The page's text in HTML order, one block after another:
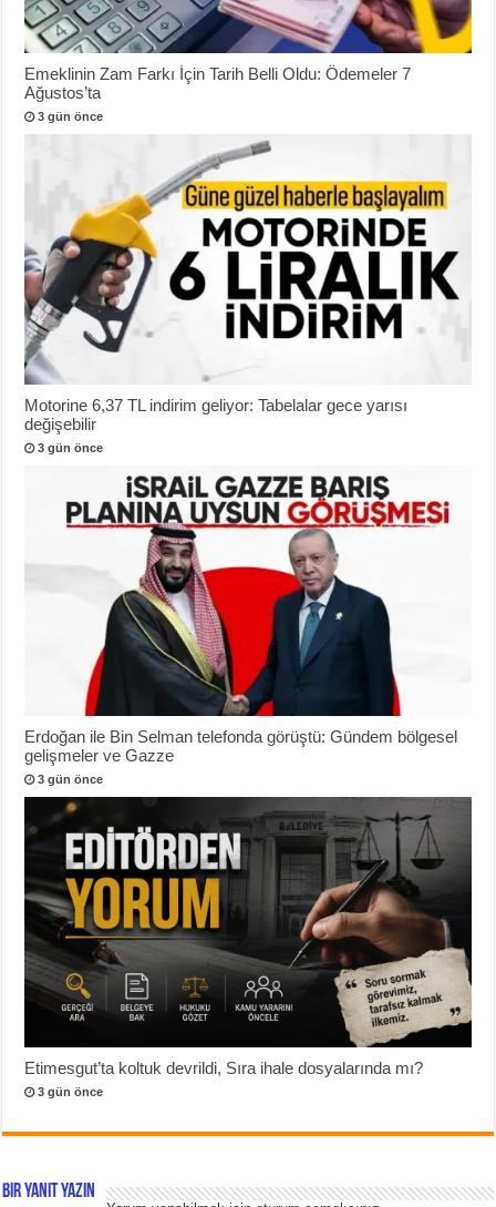
Emeklinin Zam Farkı İçin Tarih Belli Oldu: Ödemeler 7
Ağustos’ta
3 gün önce
Motorine 6,37 TL indirim geliyor: Tabelalar gece yarısı
değişebilir
3 gün önce
Erdoğan ile Bin Selman telefonda görüştü: Gündem bölgesel
gelişmeler ve Gazze
3 gün önce
Etimesgut’ta koltuk devrildi, Sıra ihale dosyalarında mı?
3 gün önce
Bir yanıt yazın